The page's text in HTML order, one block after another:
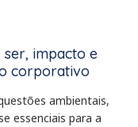
ser, impacto e
corporativo
ambientais,
essenciais para a